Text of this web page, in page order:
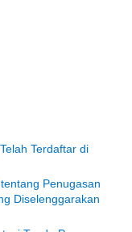
Terdaftar di
Penugasan
Diselenggarakan